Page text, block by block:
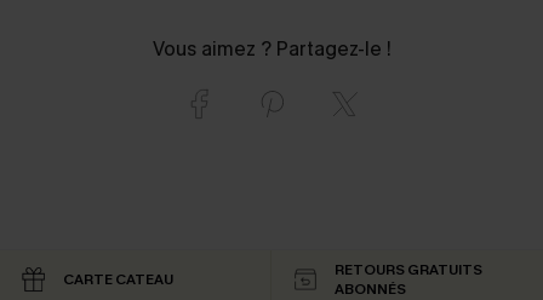
Vous aimez ? Partagez-le !
CARTE CATEAU
RETOURS GRATUITS
ABONNÉS